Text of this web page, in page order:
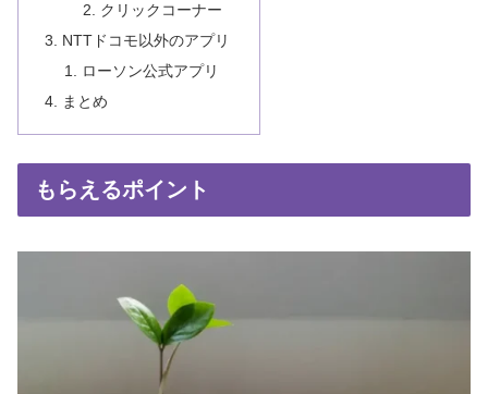
クリックコーナー
NTTドコモ以外のアプリ
ローソン公式アプリ
まとめ
もらえるポイント